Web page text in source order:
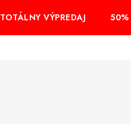
TOTÁLNY VÝPREDAJ 50%